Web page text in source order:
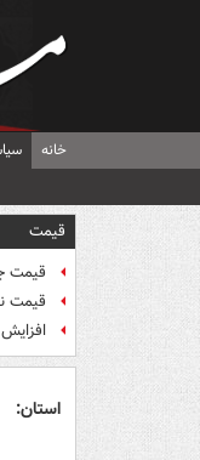
خانه
قیمت
قیمت
قیمت نفت
استان: